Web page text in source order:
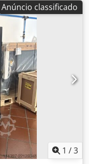
Anúncio classificado
1 /3